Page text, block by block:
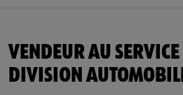
VENDEUR AU
DIVISION